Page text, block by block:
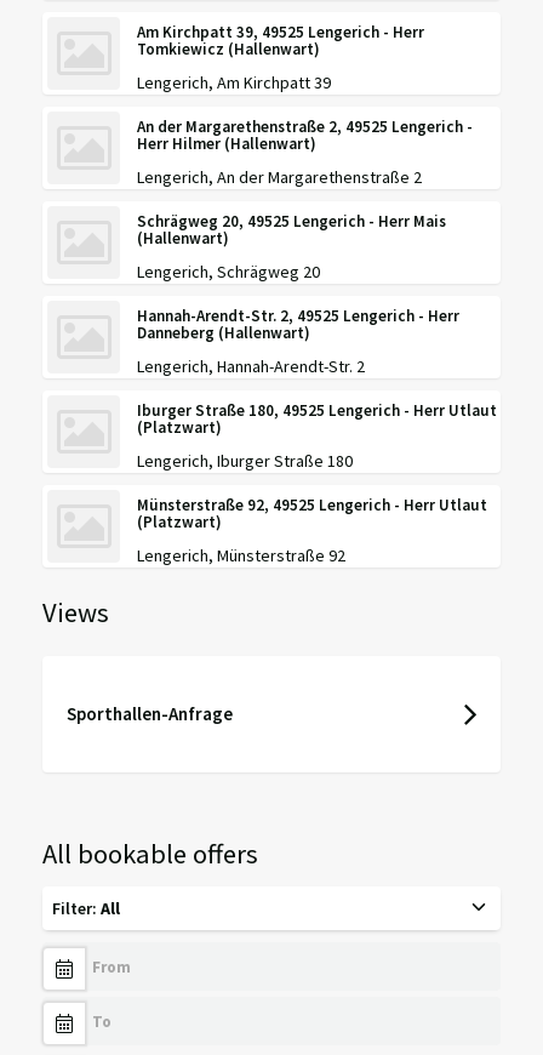
Am Kirchpatt 39, 49525 Lengerich - Herr
Tomkiewicz (Hallenwart)
Lengerich, Am Kirchpatt 39
An der Margarethenstraße 2, 49525 Lengerich -
Herr Hilmer (Hallenwart)
Lengerich, An der Margarethenstraße 2
Schrägweg 20, 49525 Lengerich - Herr Mais
(Hallenwart)
Lengerich, Schrägweg 20
Hannah-Arendt-Str. 2, 49525 Lengerich - Herr
Danneberg (Hallenwart)
Lengerich, Hannah-Arendt-Str. 2
Iburger Straße 180, 49525 Lengerich - Herr Utlaut
(Platzwart)
Lengerich, Iburger Straße 180
Münsterstraße 92, 49525 Lengerich - Herr Utlaut
(Platzwart)
Lengerich, Münsterstraße 92
Views
Sporthallen-Anfrage
All bookable offers
Filter: All